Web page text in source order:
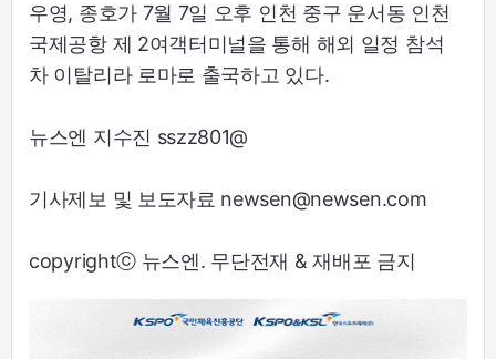
우영, 종호가 7월 7일 오후 인천 중구 운서동 인천
국제공항 제 2여객터미널을 통해 해외 일정 참석
차 이탈리라 로마로 출국하고 있다.
뉴스엔 지수진 sszz801@
기사제보 및 보도자료 newsen@newsen.com
copyrightⓒ 뉴스엔. 무단전재 & 재배포 금지